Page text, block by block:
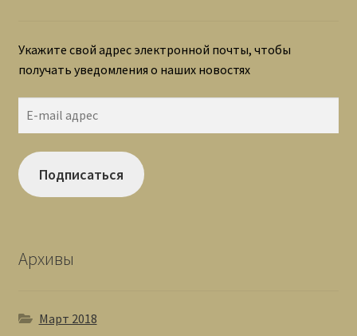
Укажите свой адрес электронной почты, чтобы
получать уведомления о наших новостях
Подписаться
Архивы
Март 2018